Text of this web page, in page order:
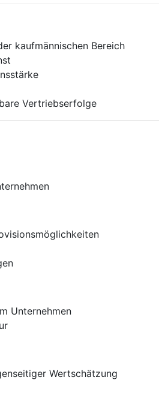
kaufmännischen Bereich
Vertriebserfolge
Unternehmen
Wertschätzung